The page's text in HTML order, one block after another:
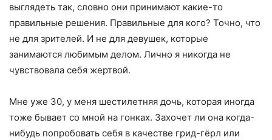
выглядеть так, словно они принимают какие-то
правильные решения. Правильные для кого? Точно, что
не для зрителей. И не для девушек, которые
занимаются любимым делом. Лично я никогда не
чувствовала себя жертвой.
Мне уже 30, у меня шестилетняя дочь, которая иногда
тоже бывает со мной на гонках. Захочет ли она когда-
нибудь попробовать себя в качестве грид-гёрл или